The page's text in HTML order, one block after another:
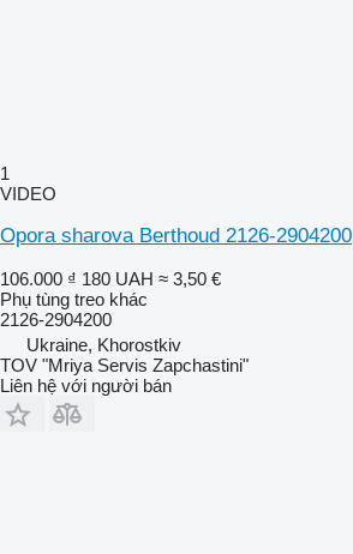
1
VIDEO
Opora sharova Berthoud 2126-2904200
106.000 ₫ 180 UAH ≈ 3,50 €
Phụ tùng treo khác
2126-2904200
Ukraine, Khorostkiv
TOV "Mriya Servis Zapchastini"
Liên hệ với người bán